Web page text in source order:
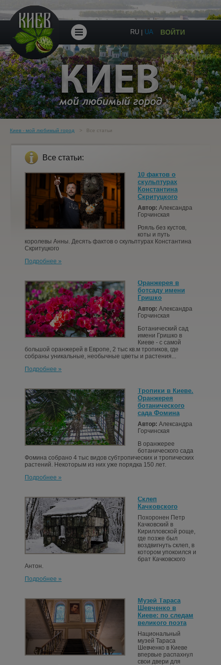
ПЕШЕХОДНЫЕ
ЭКСКУРСИИ
ЭКСКУРСИИ
ПО
УКРАИНЕ
ПОДАРОЧНЫЕ
СЕРТИФИКАТЫ
КОНТАКТЫ
ВОЙТИ
РЕГИСТРАЦИЯ
ВОЙТИ
РЕГИСТРАЦИЯ
RU UA
Киев - мой любимый город Все статьи
Все статьи:
10 фактов о
скульптурах
Константина
Скритуцкого
Автор: Александра
Горчинская
Рояль без кустов,
коты и путь
королевы Анны. Десять фактов о скульптурах Константина
Скритуцкого
Подробнее »
Оранжерея в
ботсаду имени
Гришко
Автор: Александра
Горчинская
Ботанический сад
имени Гришко в
Киеве - с самой
большой оранжерей в Европе, 2 тыс кв.м тропиков, где
собраны уникальные, необычные цветы и растения...
Подробнее »
Тропики в Киеве.
Оранжерея
ботанического
сада Фомина
Автор: Александра
Горчинская
В оранжерее
ботанического сада
Фомина собрано 4 тыс видов субтропических и тропических
растений. Некоторым из них уже порядка 150 лет.
Подробнее »
Склеп
Качковского
Похоронен Петр
Качковский в
Кирилловской роще,
где позже был
воздвигнуть склеп, в
котором упокоился и
брат Качковского
Антон.
Подробнее »
Музей Тараса
Шевченко в
Киеве: по следам
великого поэта
Национальный
музей Тараса
Шевченко в Киеве
впервые распахнул
свои двери для